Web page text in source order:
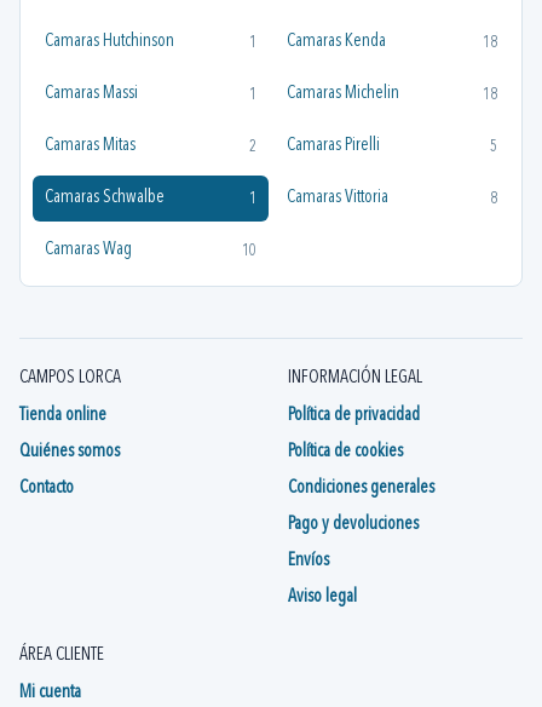
Camaras Hutchinson 1 Camaras Kenda 18
Camaras Massi 1 Camaras Michelin 18
Camaras Mitas 2 Camaras Pirelli 5
Camaras Schwalbe 1 Camaras Vittoria 8
Camaras Wag 10
CAMPOS LORCA
Tienda online
Quiénes somos
Contacto
INFORMACIÓN LEGAL
Política de privacidad
Política de cookies
Condiciones generales
Pago y devoluciones
Envíos
Aviso legal
ÁREA CLIENTE
Mi cuenta